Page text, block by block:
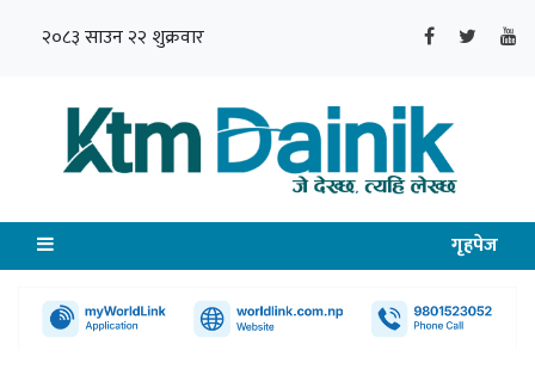
२०८३ साउन २२ शुक्रवार
गृहपेज